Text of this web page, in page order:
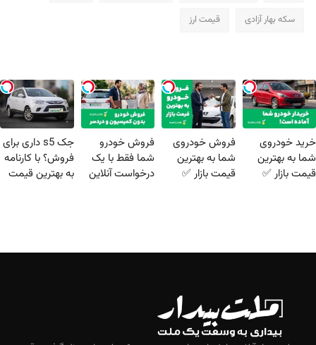
سکه بهار آزادی قیمت ارز
خرید خودروی
شما به بهترین
قیمت بازار ✅
فروش خودروی
شما به بهترین
قیمت بازار ✅
فروش خودرو
شما فقط با یک
درخواست آنلاین
جک s5 داری برای
فروش؟ با کارنامه
به بهترین قیمت